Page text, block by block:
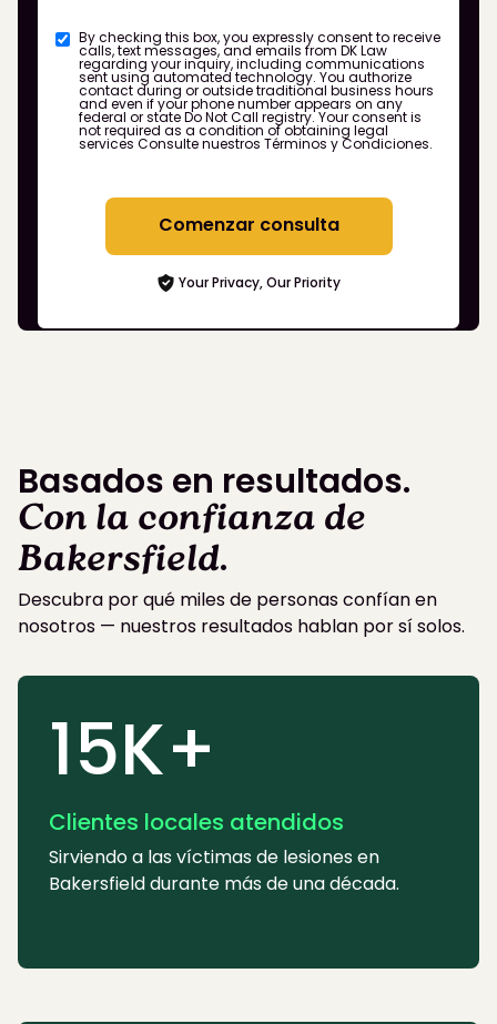
By checking this box, you expressly consent to receive
calls, text messages, and emails from DK Law
regarding your inquiry, including communications
sent using automated technology. You authorize
contact during or outside traditional business hours
and even if your phone number appears on any
federal or state Do Not Call registry. Your consent is
not required as a condition of obtaining legal
services Consulte nuestros Términos y Condiciones.
Comenzar consulta
Your Privacy, Our Priority
Basados en resultados.
Con la confianza de
Bakersfield.
Descubra por qué miles de personas confían en
nosotros — nuestros resultados hablan por sí solos.
15K+
Clientes locales atendidos
Sirviendo a las víctimas de lesiones en
Bakersfield durante más de una década.